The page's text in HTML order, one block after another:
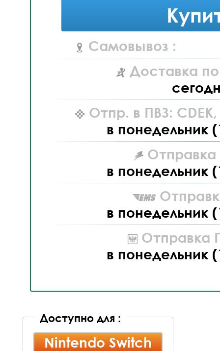
Самовывоз :
Доставка
Отпр. в ПВЗ: CDEK,
в понедельник
Отправка
в понедельник
в понедельник
Отправка
в понедельник
Доступно для :
Nintendo Switch